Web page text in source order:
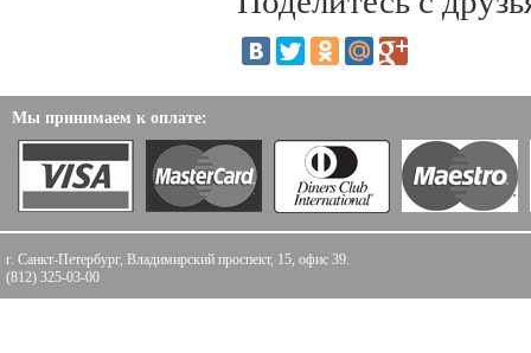
Мы принимаем к оплате:
г. Санкт-Петербург, Владимирский проспект, 15, офис 39.
(812) 325-03-00